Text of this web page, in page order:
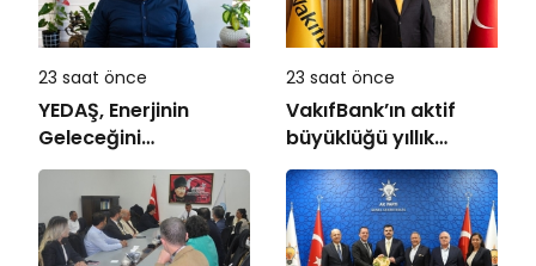
23 saat önce
YEDAŞ, Enerjinin
Geleceğini
Şekillendirecek Genç
Yetenekleri Arıyor
23 saat önce
VakıfBank’ın aktif
büyüklüğü yıllık
bazda yüzde 28
artışla 5,8 trilyon
TL’yi aştı